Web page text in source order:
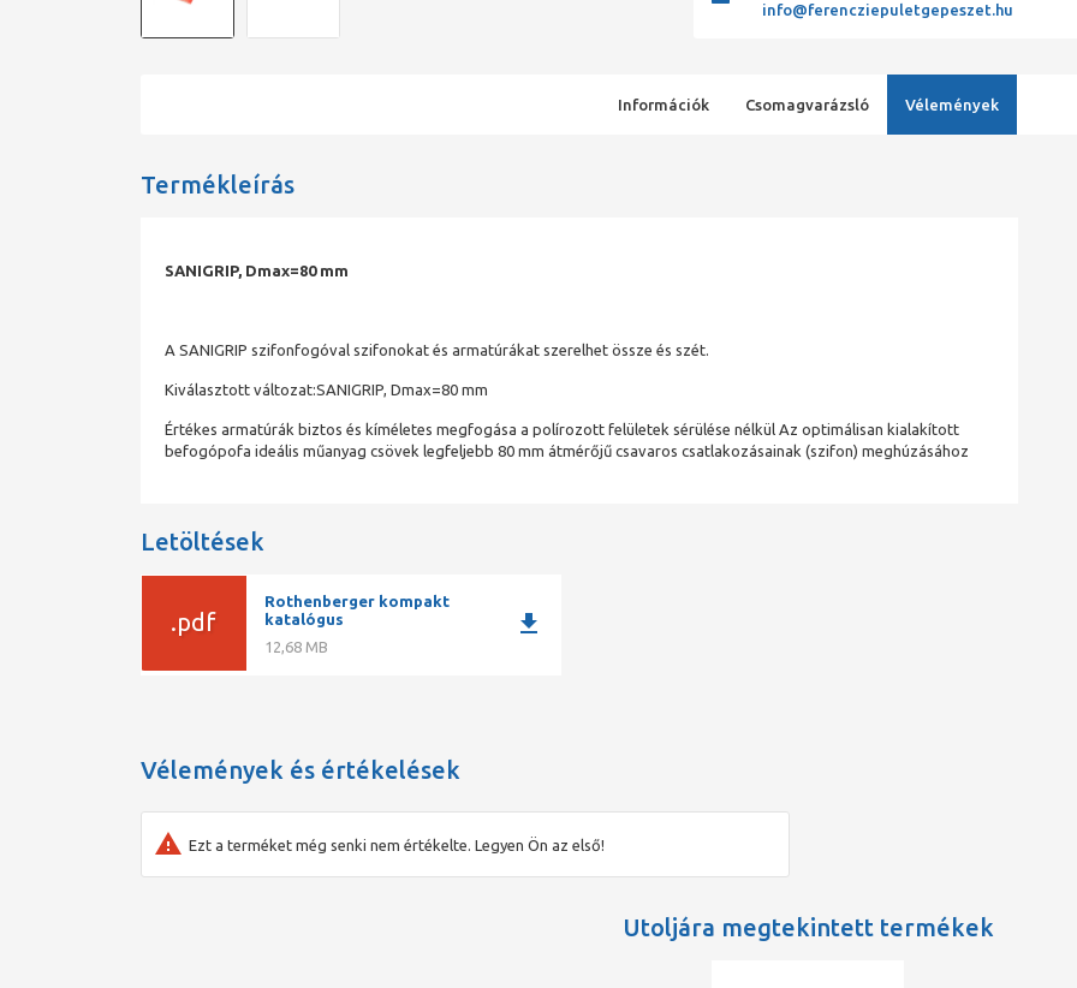
info@ferencziepuletgepeszet.hu
Információk Csomagvarázsló Vélemények
Termékleírás
SANIGRIP, Dmax=80 mm
A SANIGRIP szifonfogóval szifonokat és armatúrákat szerelhet össze és szét.
Kiválasztott változat:SANIGRIP, Dmax=80 mm
Értékes armatúrák biztos és kíméletes megfogása a polírozott felületek sérülése nélkül Az optimálisan kialakított
befogópofa ideális műanyag csövek legfeljebb 80 mm átmérőjű csavaros csatlakozásainak (szifon) meghúzásához
Letöltések
.pdf
Rothenberger kompakt
katalógus
12,68 MB
download
Vélemények és értékelések
Ezt a terméket még senki nem értékelte. Legyen Ön az első!
Utoljára megtekintett termékek